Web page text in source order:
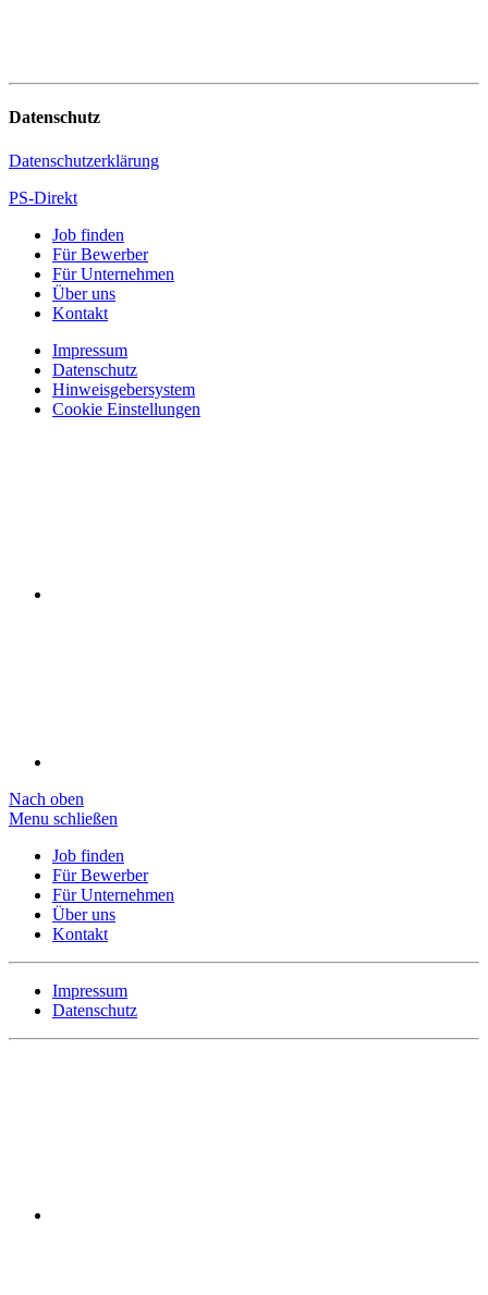
Datenschutz
Datenschutzerklärung
PS-Direkt
Job finden
Für Bewerber
Für Unternehmen
Über uns
Kontakt
Impressum
Datenschutz
Hinweisgebersystem
Cookie Einstellungen
Nach oben
Menu schließen
Job finden
Für Bewerber
Für Unternehmen
Über uns
Kontakt
Impressum
Datenschutz